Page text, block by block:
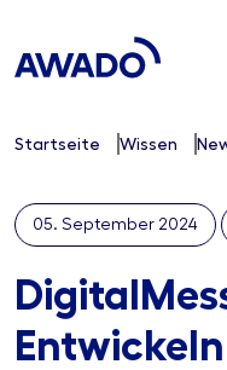
Startseite Wissen
05. September 2024
Entwickeln